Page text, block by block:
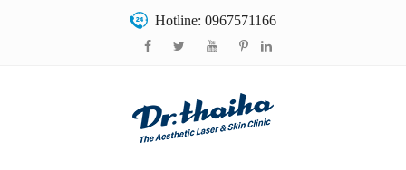
Hotline: 0967571166